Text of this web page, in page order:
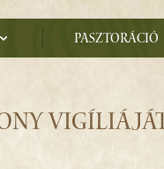
Pasztoráció